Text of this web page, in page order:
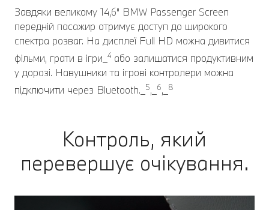
Завдяки великому 14,6" BMW Passenger Screen
передній пасажир отримує доступ до широкого
спектра розваг. На дисплеї Full HD можна дивитися
фільми, грати в ігри_ 4 або залишатися продуктивним
у дорозі. Навушники та ігрові контролери можна
підключити через Bluetooth._ 5,_ 6,_ 8
Контроль, який
перевершує очікування.